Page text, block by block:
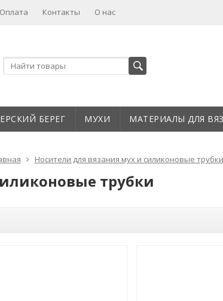
Оплата Контакты О нас
БЕРЕГ МУХИ МАТЕРИАЛЫ ДЛЯ
Носители для вязания мух и силиконовые трубки
трубки